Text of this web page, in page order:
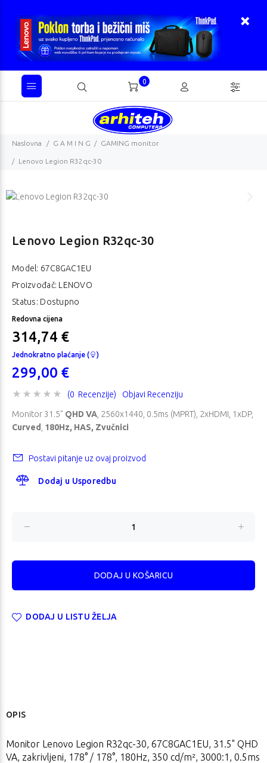
0
Naslovna G A M I N G GAMING monitor
Lenovo Legion R32qc-30
Lenovo Legion R32qc-30
Model: 67C8GAC1EU
Proizvođač: LENOVO
Status: Dostupno
Redovna cijena
314,74 €
Jednokratno plaćanje ( )
299,00 €
(0 Recenzije) Objavi Recenziju
Monitor 31.5" QHD VA , 2560x1440, 0.5ms (MPRT), 2xHDMI, 1xDP,
Curved
180Hz, HAS, Zvučnici
Postavi pitanje uz ovaj proizvod
Dodaj u Usporedbu
DODAJ U LISTU ŽELJA
OPIS
Monitor Lenovo Legion R32qc-30, 67C8GAC1EU, 31.5" QHD
VA, zakrivljeni, 178° / 178°, 180Hz, 350 cd/m², 3000:1, 0.5ms